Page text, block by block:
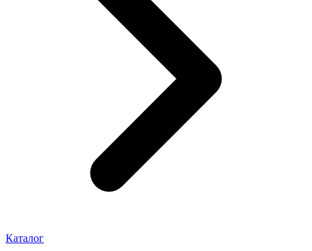
Каталог